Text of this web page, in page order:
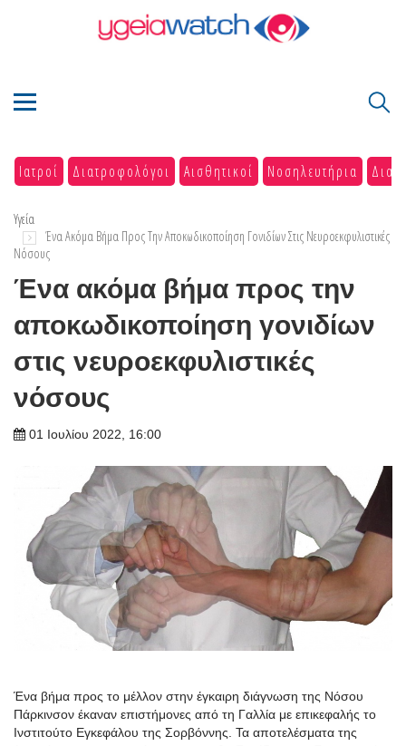
Ιατροί Διατροφολόγοι Αισθητικοί Νοσηλευτήρια
Υγεία
Ένα Ακόμα Βήμα Προς Την Αποκωδικοποίηση Γονιδίων Στις Νευροεκφυλιστικές
Νόσους
Ένα ακόμα βήμα προς την
αποκωδικοποίηση γονιδίων
στις νευροεκφυλιστικές
νόσους
01 Ιουλίου 2022, 16:00
Ένα βήμα προς το μέλλον στην έγκαιρη διάγνωση της Νόσου
Πάρκινσον έκαναν επιστήμονες από τη Γαλλία με επικεφαλής το
Ινστιτούτο Εγκεφάλου της Σορβόννης. Τα αποτελέσματα της